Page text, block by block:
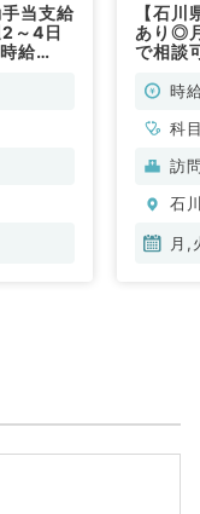
当支給
～4日
給
常勤）
【石
あり◎
で相談
のお時
科
訪
石
月,